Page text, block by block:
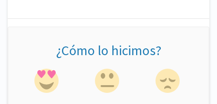
¿Cómo lo hicimos?